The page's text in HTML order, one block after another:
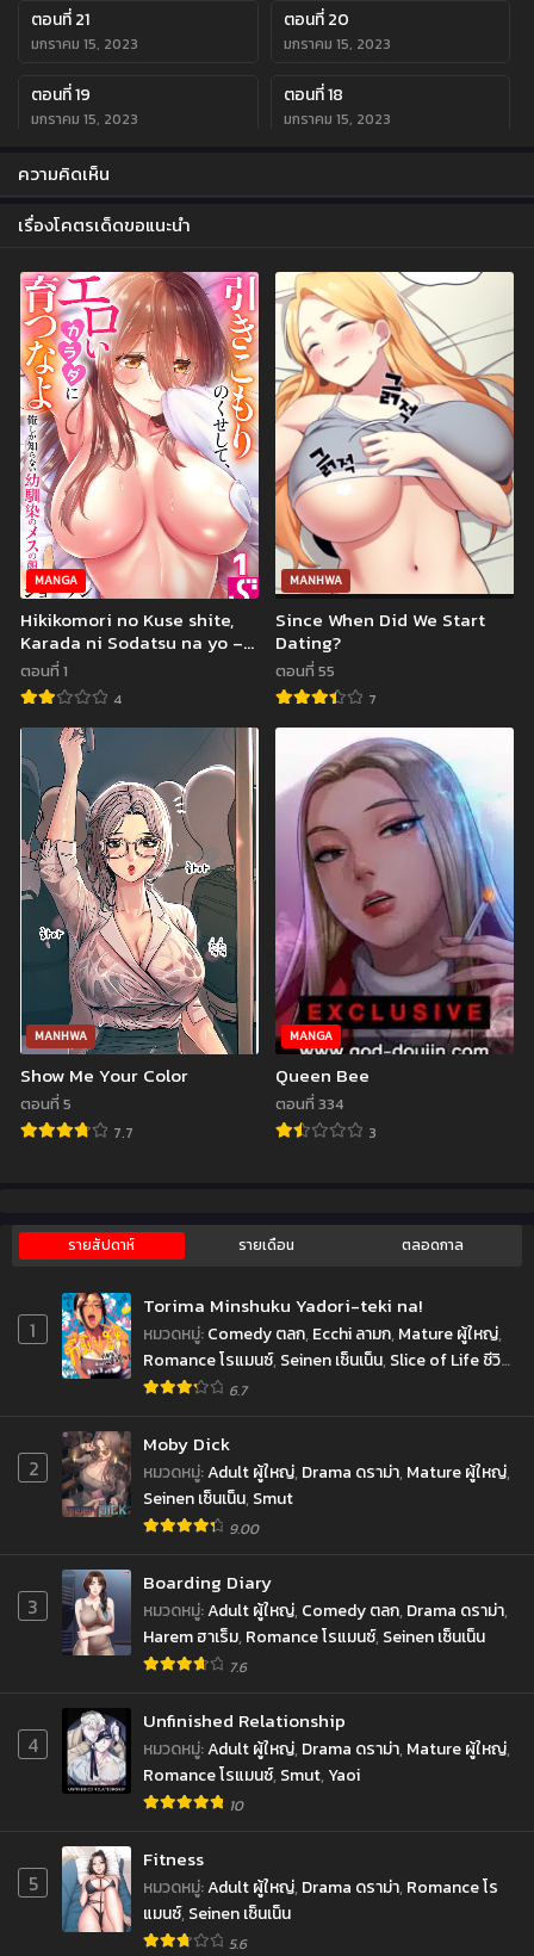
ตอนที่ 21
มกราคม 15, 2023
ตอนที่ 20
มกราคม 15, 2023
ตอนที่ 19
มกราคม 15, 2023
ตอนที่ 18
มกราคม 15, 2023
ตอนที่ 17
มกราคม 15, 2023 มกราคม 15, 2023
ตอนที่ 15
มกราคม 15, 2023
ตอนที่ 14
มกราคม 15, 2023
ตอนที่ 13
มกราคม 15, 2023
ตอนที่ 12
มกราคม 15, 2023
ตอนที่ 11
มกราคม 15, 2023
ตอนที่ 10
มกราคม 15, 2023
ตอนที่ 9
มกราคม 15, 2023
ตอนที่ 8
มกราคม 15, 2023
ตอนที่ 7
มกราคม 15, 2023
ตอนที่ 6
มกราคม 15, 2023
ตอนที่ 5
มกราคม 15, 2023
ตอนที่ 4
มกราคม 15, 2023
ตอนที่ 3 ตอนที่ 2
ตอนที่ 1
มกราคม 15, 2023
ความคิดเห็น
เรื่องโคตรเด็ดขอแนะนำ
MANGA
Hikikomori no Kuse shite,
Karada ni Sodatsu na yo –
Ore Shika Shiranai
Osananajimi no Mesu no
Kao
ตอนที่ 1
4
MANHWA
Since When Did We Start
Dating?
ตอนที่ 55
7
MANHWA
Show Me Your Color
ตอนที่ 5
7.7
MANGA
Queen Bee
ตอนที่ 334
3
รายสัปดาห์ รายเดือน ตลอดกาล
1
Torima Minshuku Yadori-teki na!
หมวดหมู่:Comedy ตลก, Ecchi ลามก, Mature ผู้ใหญ่,
Romance โรแมนซ์, Seinen เซ็นเน็น, Slice of Life ชีวิต
ประจำวัน
6.7
2
Moby Dick
หมวดหมู่:Adult ผู้ใหญ่, Drama ดราม่า, Mature ผู้ใหญ่,
Seinen เซ็นเน็น, Smut
9.00
3
Boarding Diary
หมวดหมู่:Adult ผู้ใหญ่, Comedy ตลก, Drama ดราม่า,
Harem ฮาเร็ม, Romance โรแมนซ์, Seinen เซ็นเน็น
7.6
4
Unfinished Relationship
หมวดหมู่:Adult ผู้ใหญ่, Drama ดราม่า, Mature ผู้ใหญ่,
Romance โรแมนซ์, Smut, Yaoi
10
5
Fitness
หมวดหมู่:Adult ผู้ใหญ่, Drama ดราม่า, Romance โร
แมนซ์, Seinen เซ็นเน็น
5.6